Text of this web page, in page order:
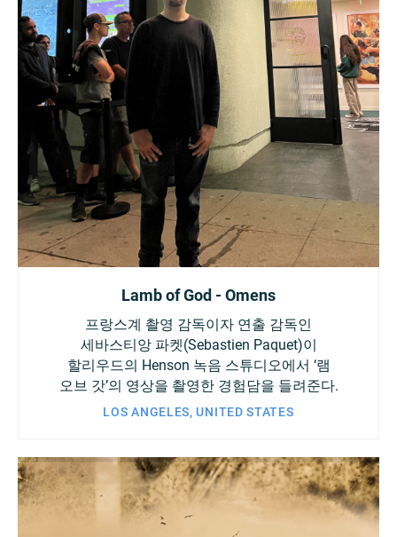
Lamb of God - Omens
프랑스계 촬영 감독이자 연출 감독인
세바스티앙 파켓(Sebastien Paquet)이
할리우드의 Henson 녹음 스튜디오에서 ‘램
오브 갓’의 영상을 촬영한 경험담을 들려준다.
LOS ANGELES, UNITED STATES